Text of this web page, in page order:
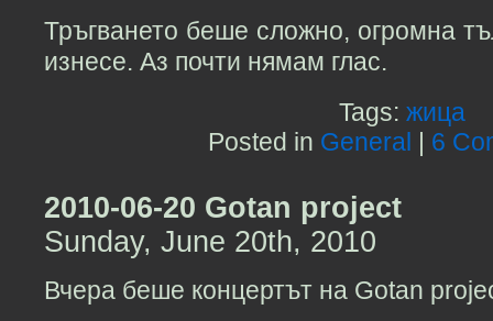
Тръгването беше сложно, огромна
изнесе. Аз почти нямам глас.
Tags: жица
Posted in General 6
2010-06-20 Gotan project
Sunday, June 20th, 2010
Вчера беше концертът на Gotan